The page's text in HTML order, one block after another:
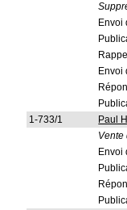
Envoi
Rappel
Envoi
1-733/1
Paul
Vente
Envoi